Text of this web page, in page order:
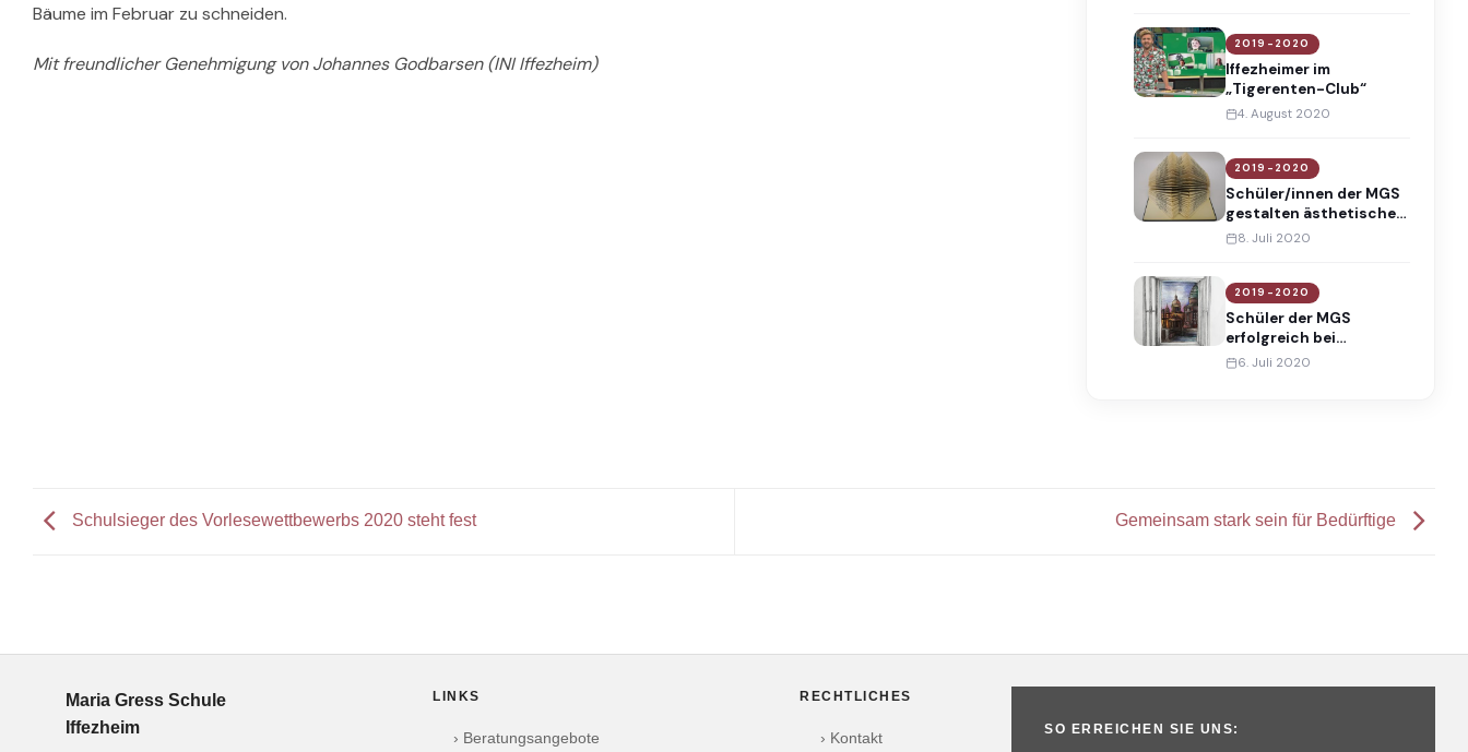
Bäume im Februar zu schneiden.
Mit freundlicher Genehmigung von Johannes Godbarsen (INI Iffezheim)
2019-2020
Iffezheimer im
„Tigerenten-Club“
4. August 2020
2019-2020
Schüler/innen der MGS
gestalten ästhetische
Buchobjekte
8. Juli 2020
2019-2020
Schüler der MGS
erfolgreich bei
Europäischem
6. Juli 2020
Schulsieger des Vorlesewettbewerbs 2020 steht fest Gemeinsam stark sein für Bedürftige
Maria Gress Schule
Iffezheim
LINKS
› Beratungsangebote
RECHTLICHES
› Kontakt
SO ERREICHEN SIE UNS: